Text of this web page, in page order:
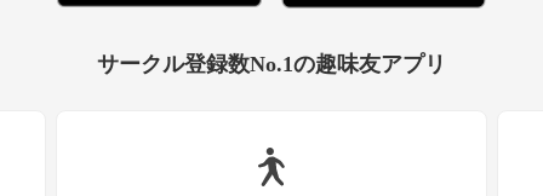
サークル登録数No.1の趣味友アプリ